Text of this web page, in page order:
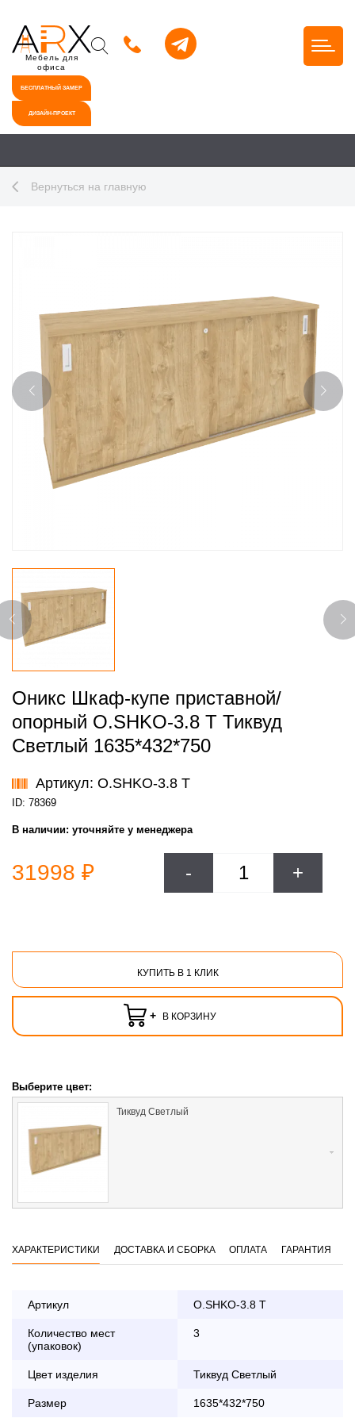
Мебель для
офиса
БЕСПЛАТНЫЙ ЗАМЕР
ДИЗАЙН-ПРОЕКТ
Вернуться на главную
Оникс Шкаф-купе приставной/
опорный O.SHKO-3.8 T Тиквуд
Светлый 1635*432*750
Артикул: O.SHKO-3.8 T
ID: 78369
В наличии: уточняйте у менеджера
31998 ₽ - +
КУПИТЬ В 1 КЛИК
+ В КОРЗИНУ
Выберите цвет:
Тиквуд Светлый
ХАРАКТЕРИСТИКИ ДОСТАВКА И СБОРКА ОПЛАТА ГАРАНТИЯ
Артикул O.SHKO-3.8 T
Количество мест
(упаковок)
3
Цвет изделия Тиквуд Светлый
Размер 1635*432*750
дни с 8:30 до 18:00
заказа банковской картой